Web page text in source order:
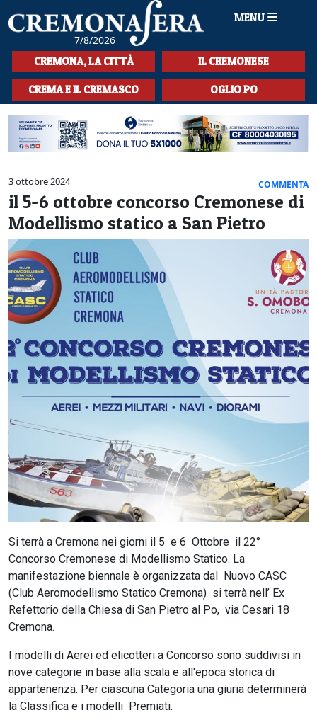
7/8/2026
MENU
HOME
CRONACA
SPORT
LA MUSICA
CULTURA
LA STORIA
L'EDITORIALE
SEZIONI
CERCA
CREMONA, LA CITTÀ IL CREMONESE
CREMA E IL CREMASCO OGLIO PO
3 ottobre 2024 COMMENTA
il 5-6 ottobre concorso Cremonese di
Modellismo statico a San Pietro
Si terrà a Cremona nei giorni il 5 e 6 Ottobre il 22°
Concorso Cremonese di Modellismo Statico. La
manifestazione biennale è organizzata dal Nuovo CASC
(Club Aeromodellismo Statico Cremona) si terrà nell’ Ex
Refettorio della Chiesa di San Pietro al Po, via Cesari 18
Cremona.
I modelli di Aerei ed elicotteri a Concorso sono suddivisi in
nove categorie in base alla scala e all'epoca storica di
appartenenza. Per ciascuna Categoria una giuria determinerà
la Classifica e i modelli Premiati.